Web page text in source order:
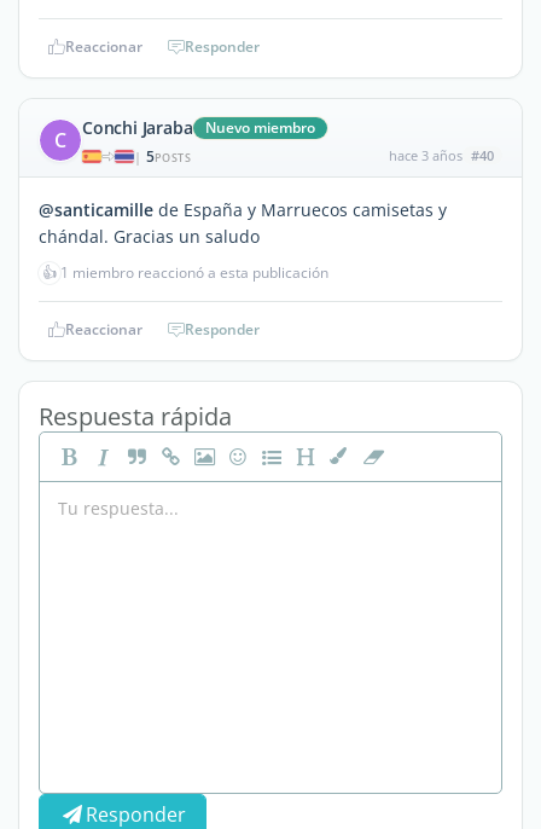
Reaccionar Responder
C Conchi Jaraba Nuevo miembro
| 5POSTS hace 3 años #40
@santicamille de España y Marruecos camisetas y
chándal. Gracias un saludo
👍 1 miembro reaccionó a esta publicación
Reaccionar Responder
Respuesta rápida
Responder